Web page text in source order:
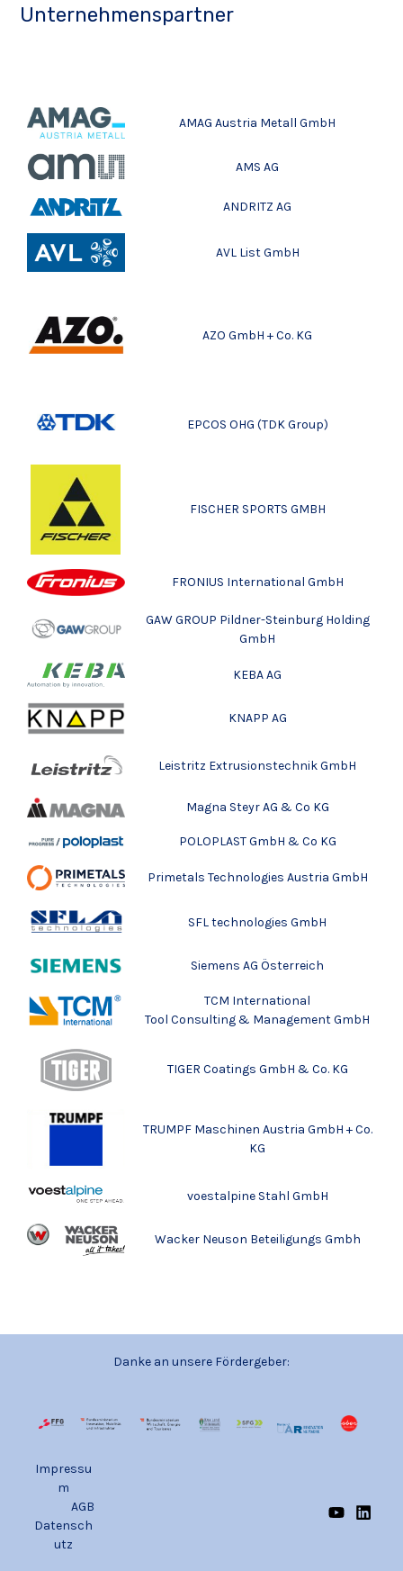
Unternehmenspartner
AMAG Austria Metall GmbH
AMS AG
ANDRITZ AG
AVL List GmbH
AZO GmbH + Co. KG
EPCOS OHG (TDK Group)
FISCHER SPORTS GMBH
FRONIUS International GmbH
GAW GROUP Pildner-Steinburg Holding
GmbH
KEBA AG
KNAPP AG
Leistritz Extrusionstechnik GmbH
Magna Steyr AG & Co KG
POLOPLAST GmbH & Co KG
Primetals Technologies Austria GmbH
SFL technologies GmbH
Siemens AG Österreich
TCM International
Tool Consulting & Management GmbH
TIGER Coatings GmbH & Co. KG
TRUMPF Maschinen Austria GmbH + Co.
KG
voestalpine Stahl GmbH
Wacker Neuson Beteiligungs Gmbh
Danke an unsere Fördergeber:
Impressu
m
AGB
Datensch
utz